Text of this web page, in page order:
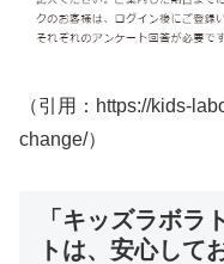
（引用：https://kids-
change/）
「キッズラボラ
トは、安心して